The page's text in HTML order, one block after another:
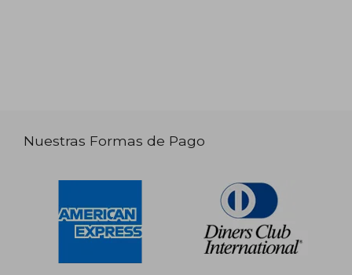
Nuestras Formas de Pago